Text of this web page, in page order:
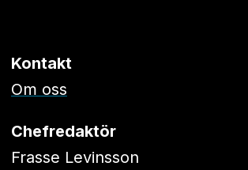
Kontakt
Om oss
Chefredaktör
Frasse Levinsson